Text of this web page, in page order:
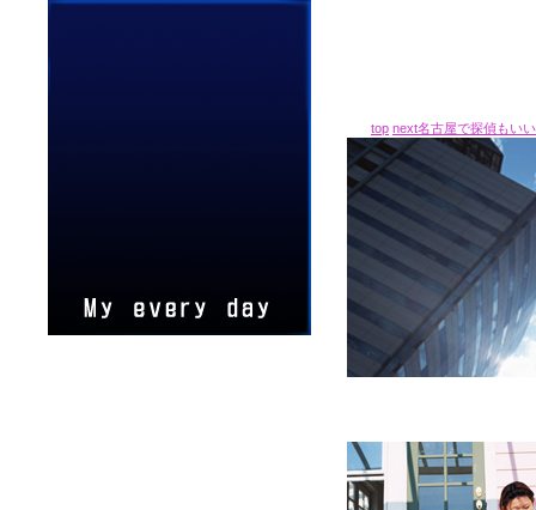
top next名古屋で探偵もい